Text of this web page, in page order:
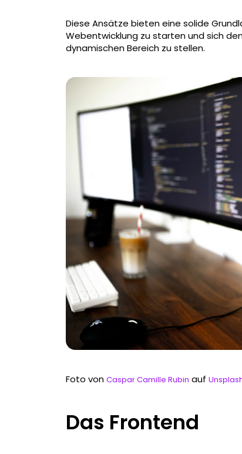
Diese Ansätze bieten eine solide
Webentwicklung zu starten und sich
dynamischen Bereich zu stellen.
Foto von Caspar Camille Rubin auf
Das Frontend